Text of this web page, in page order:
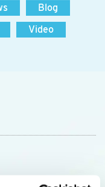
Blog
Video
acties en tips